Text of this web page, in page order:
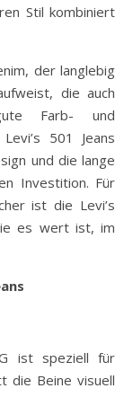
Stil kombiniert
der langlebig
die auch
Farb- und
501 Jeans
und die lange
Investition. Für
ist die Levi’s
es wert ist, im
ist speziell für
die Beine visuell